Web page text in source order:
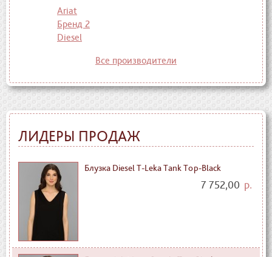
Ariat
Бренд 2
Diesel
Все производители
ЛИДЕРЫ ПРОДАЖ
Блузка Diesel T-Leka Tank Top-Black
7 752,00 р.